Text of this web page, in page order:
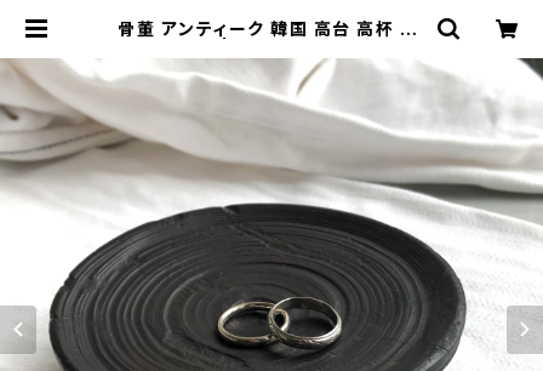
骨董 アンティーク 韓国 高台 高杯 A-